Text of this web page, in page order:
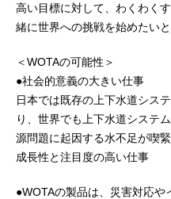
高い目標に対して、わくわく
緒に世界への挑戦を始めたいと
＜WOTAの可能性＞
●社会的意義の大きい仕事
日本では既存の上下水道シス
り、世界でも上下水道システ
源問題に起因する水不足が喫
成長性と注目度の高い仕事
●WOTAの製品は、災害対応